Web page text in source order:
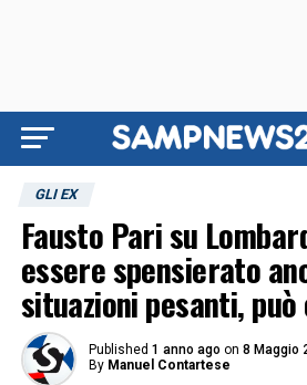
GLI EX
Fausto Pari su
essere spensierato
situazioni pesanti,
Published 1 anno ago on 8 Maggio
By Manuel Contartese